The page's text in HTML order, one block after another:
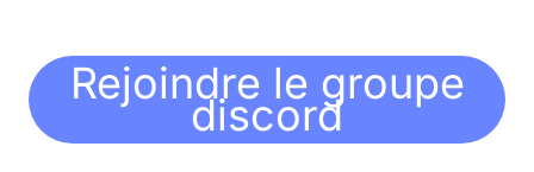
Rejoindre le groupe
discord